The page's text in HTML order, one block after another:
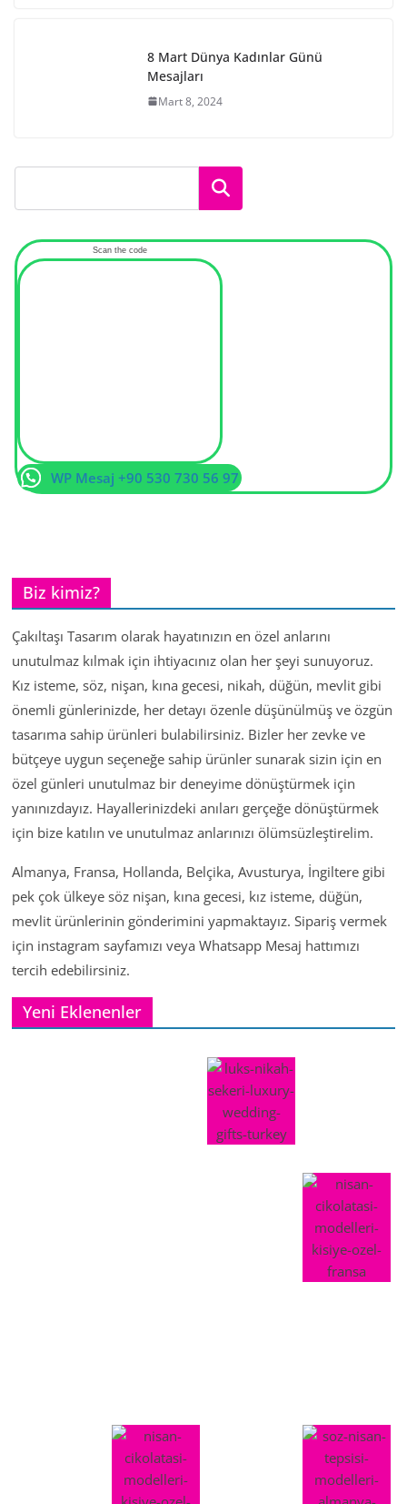
8 Mart Dünya Kadınlar Günü
Mesajları
Mart 8, 2024
Ara
Scan the code
WP Mesaj +90 530 730 56 97
Biz kimiz?
Çakıltaşı Tasarım olarak hayatınızın en özel anlarını
unutulmaz kılmak için ihtiyacınız olan her şeyi sunuyoruz.
Kız isteme, söz, nişan, kına gecesi, nikah, düğün, mevlit gibi
önemli günlerinizde, her detayı özenle düşünülmüş ve özgün
tasarıma sahip ürünleri bulabilirsiniz. Bizler her zevke ve
bütçeye uygun seçeneğe sahip ürünler sunarak sizin için en
özel günleri unutulmaz bir deneyime dönüştürmek için
yanınızdayız. Hayallerinizdeki anıları gerçeğe dönüştürmek
için bize katılın ve unutulmaz anlarınızı ölümsüzleştirelim.
Almanya, Fransa, Hollanda, Belçika, Avusturya, İngiltere gibi
pek çok ülkeye söz nişan, kına gecesi, kız isteme, düğün,
mevlit ürünlerinin gönderimini yapmaktayız. Sipariş vermek
için instagram sayfamızı veya Whatsapp Mesaj hattımızı
tercih edebilirsiniz.
Yeni Eklenenler